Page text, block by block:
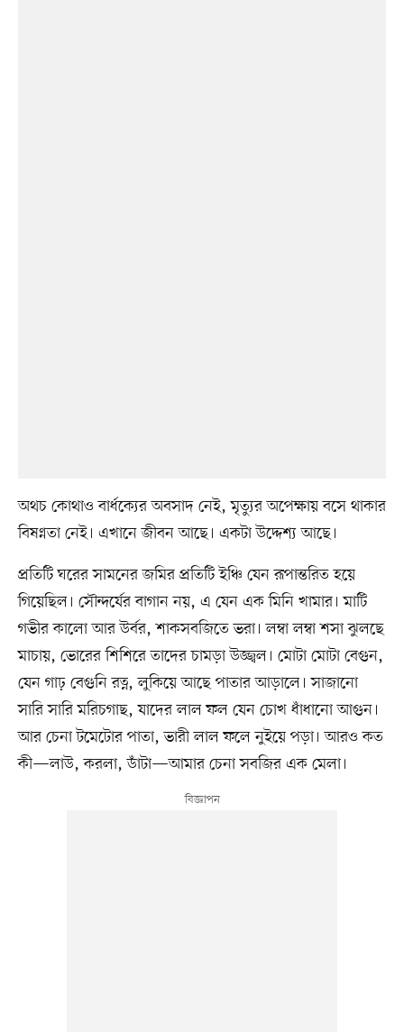
অথচ কোথাও বার্ধক্যের অবসাদ নেই, মৃত্যুর অপেক্ষায় বসে থাকার
বিষণ্নতা নেই। এখানে জীবন আছে। একটা উদ্দেশ্য আছে।
প্রতিটি ঘরের সামনের জমির প্রতিটি ইঞ্চি যেন রূপান্তরিত হয়ে
গিয়েছিল। সৌন্দর্যের বাগান নয়, এ যেন এক মিনি খামার। মাটি
গভীর কালো আর উর্বর, শাকসবজিতে ভরা। লম্বা লম্বা শসা ঝুলছে
মাচায়, ভোরের শিশিরে তাদের চামড়া উজ্জ্বল। মোটা মোটা বেগুন,
যেন গাঢ় বেগুনি রত্ন, লুকিয়ে আছে পাতার আড়ালে। সাজানো
সারি সারি মরিচগাছ, যাদের লাল ফল যেন চোখ ধাঁধানো আগুন।
আর চেনা টমেটোর পাতা, ভারী লাল ফলে নুইয়ে পড়া। আরও কত
কী—লাউ, করলা, ডাঁটা—আমার চেনা সবজির এক মেলা।